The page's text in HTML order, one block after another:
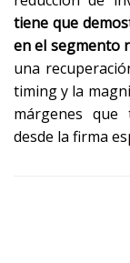
tiene que
en el segmento
una
timing y la
márgenes que
desde la firma